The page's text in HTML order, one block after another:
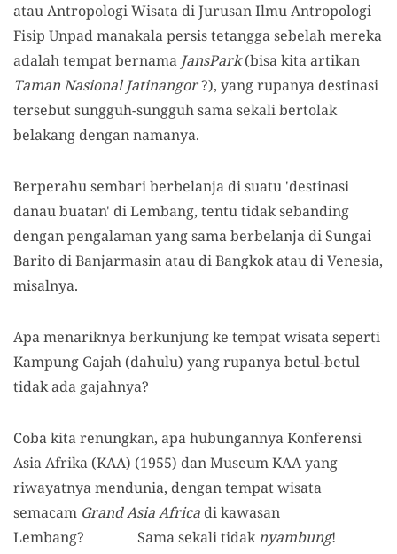
atau Antropologi Wisata di Jurusan Ilmu Antropologi
Fisip Unpad manakala persis tetangga sebelah mereka
adalah tempat bernama JansPark(bisa kita artikan
Taman Nasional Jatinangor?), yang rupanya destinasi
tersebut sungguh-sungguh sama sekali bertolak
belakang dengan namanya.
Berperahu sembari berbelanja di suatu 'destinasi
danau buatan' di Lembang, tentu tidak sebanding
dengan pengalaman yang sama berbelanja di Sungai
Barito di Banjarmasin atau di Bangkok atau di Venesia,
misalnya.
Apa menariknya berkunjung ke tempat wisata seperti
Kampung Gajah (dahulu) yang rupanya betul-betul
tidak ada gajahnya?
Coba kita renungkan, apa hubungannya Konferensi
Asia Afrika (KAA) (1955) dan Museum KAA yang
riwayatnya mendunia, dengan tempat wisata
semacam Grand Asia Africa di kawasan
Lembang? Sama sekali tidaknyambung!